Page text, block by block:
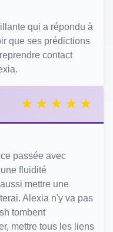
qui a répondu à
que ses prédictions
contact
passée avec
fluidité
mettre une
Alexia n'y va pas
tombent
mettre tous les liens